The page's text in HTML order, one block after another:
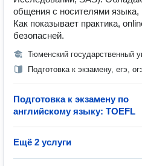
общения с носителями языка,
Как показывает практика,
безопасней.
Тюменский государственный
Подготовка к экзамену, егэ,
Подготовка к экзамену по
английскому языку: TOEFL
Ещё 2 услуги